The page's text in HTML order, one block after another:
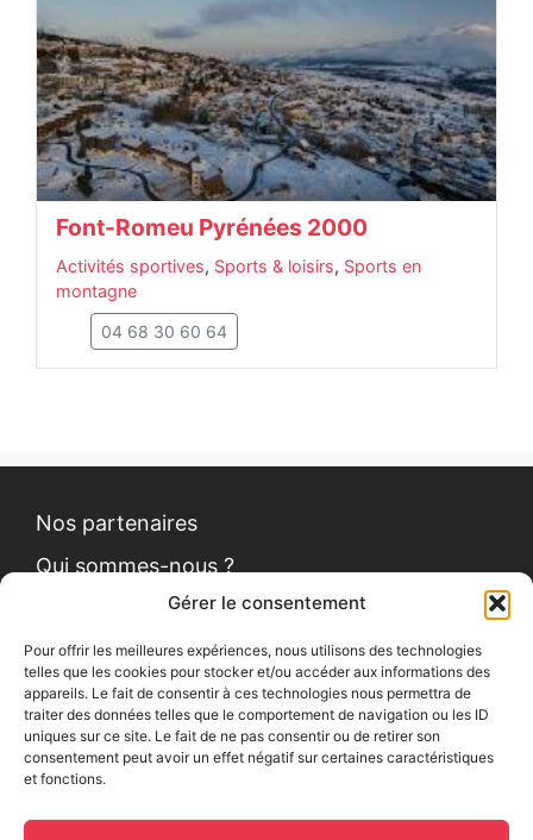
Gérer le consentement
Pour offrir les meilleures expériences, nous utilisons des technologies
telles que les cookies pour stocker et/ou accéder aux informations des
appareils. Le fait de consentir à ces technologies nous permettra de
traiter des données telles que le comportement de navigation ou les ID
uniques sur ce site. Le fait de ne pas consentir ou de retirer son
consentement peut avoir un effet négatif sur certaines caractéristiques
et fonctions.
Font-Romeu Pyrénées 2000
Activités sportives, Sports & loisirs, Sports en
montagne
04 68 30 60 64
Nos partenaires
Qui sommes-nous ?
Politique de cookies
Le Petit News